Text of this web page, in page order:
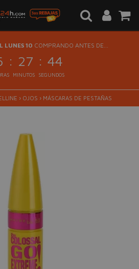
LUNES 10 COMPRANDO ANTES DE...
: 27 : 44
MINUTOS SEGUNDOS
› OJOS › MÁSCARAS DE PESTAÑAS